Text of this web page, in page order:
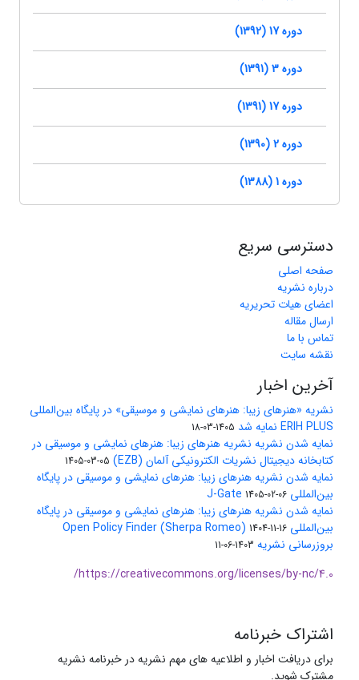
دوره 17 (1392)
دوره 3 (1391)
دوره 17 (1391)
دوره 2 (1390)
دوره 1 (1388)
دسترسی سریع
صفحه اصلی
درباره نشریه
اعضای هیات تحریریه
ارسال مقاله
تماس با ما
نقشه سایت
آخرین اخبار
نشریه «هنرهای زیبا: هنرهای نمایشی و موسیقی» در پایگاه بین‌المللی
ERIH PLUS نمایه شد
1405-03-18
نمایه شدن نشریه نشریه هنرهای زیبا: هنرهای نمایشی و موسیقی در
کتابخانه دیجیتال نشریات الکترونیکی آلمان (EZB)
1405-03-05
نمایه شدن نشریه هنرهای زیبا: هنرهای نمایشی و موسیقی در پایگاه
بین‌المللی J-Gate 1405-02-06
نمایه شدن نشریه هنرهای زیبا: هنرهای نمایشی و موسیقی در پایگاه
بین‌المللی Open Policy Finder (Sherpa Romeo) 1404-11-16
بروزرسانی نشریه 1403-06-11
https://creativecommons.org/licenses/by-nc/4.0/
اشتراک خبرنامه
برای دریافت اخبار و اطلاعیه های مهم نشریه در خبرنامه نشریه
مشترک شوید.